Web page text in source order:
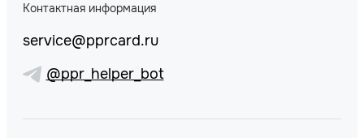
Контактная информация
service@pprcard.ru
@ppr_helper_bot